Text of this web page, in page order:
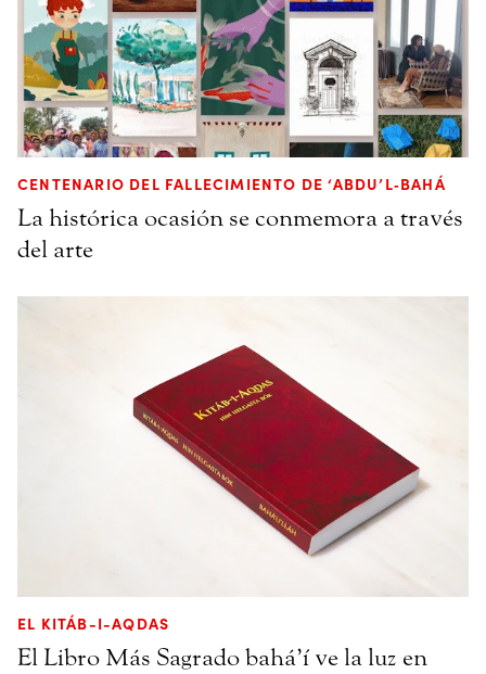
CENTENARIO DEL FALLECIMIENTO DE ‘ABDU’L‑BAHÁ
La histórica ocasión se conmemora a través
del arte
EL KITÁB-I-AQDAS
El Libro Más Sagrado bahá’í ve la luz en